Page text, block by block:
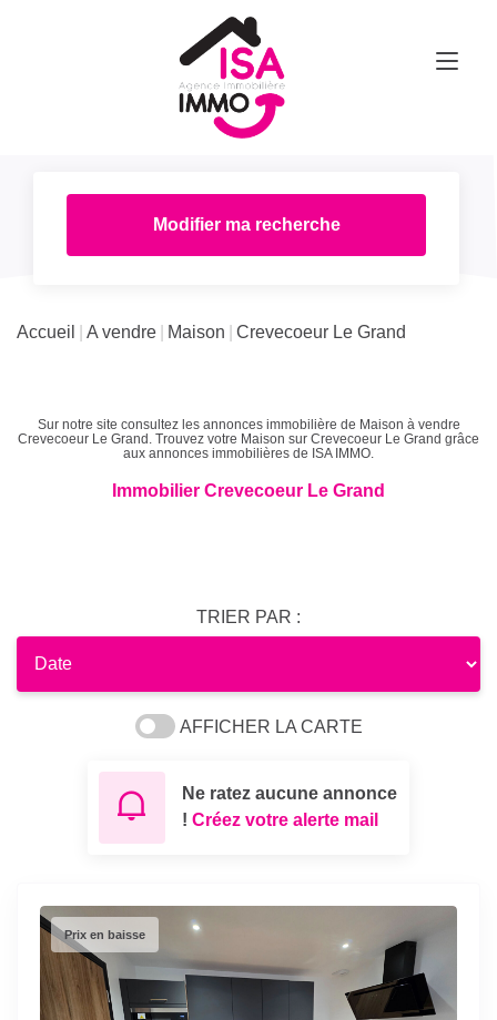
Modifier ma recherche
Accueil A vendre Maison Crevecoeur Le Grand
Sur notre site consultez les annonces immobilière de Maison à vendre
Crevecoeur Le Grand. Trouvez votre Maison sur Crevecoeur Le Grand grâce
aux annonces immobilières de ISA IMMO.
Immobilier Crevecoeur Le Grand
TRIER PAR :
AFFICHER LA CARTE
Ne ratez aucune annonce
! Créez votre alerte mail
Prix en baisse